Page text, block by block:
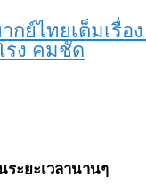
ย์ไทยเต็มเรื่อ
รง คมชัด
ะยะเวลานานๆ